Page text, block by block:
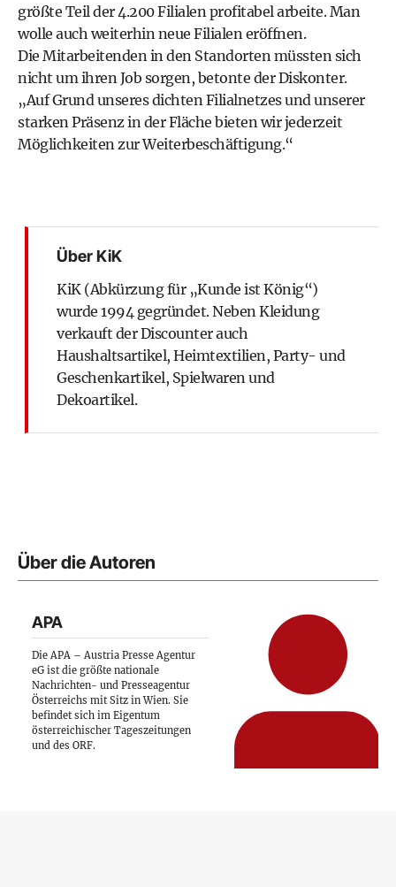
größte Teil der 4.200 Filialen profitabel arbeite. Man
wolle auch weiterhin neue Filialen eröffnen.
Die Mitarbeitenden in den Standorten müssten sich
nicht um ihren Job sorgen, betonte der Diskonter.
„Auf Grund unseres dichten Filialnetzes und unserer
starken Präsenz in der Fläche bieten wir jederzeit
Möglichkeiten zur Weiterbeschäftigung.“
Über KiK
KiK (Abkürzung für „Kunde ist König“)
wurde 1994 gegründet. Neben Kleidung
verkauft der Discounter auch
Haushaltsartikel, Heimtextilien, Party- und
Geschenkartikel, Spielwaren und
Dekoartikel.
Über die Autoren
APA
Die APA – Austria Presse Agentur
eG ist die größte nationale
Nachrichten- und Presseagentur
Österreichs mit Sitz in Wien. Sie
befindet sich im Eigentum
österreichischer Tageszeitungen
und des ORF.